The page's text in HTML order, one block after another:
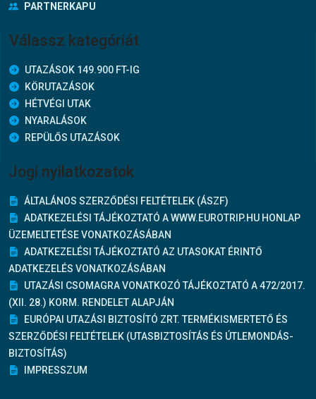
PARTNERKAPU
Válassz kategóriát
UTAZÁSOK 149.900 FT-IG
KÖRUTAZÁSOK
HÉTVÉGI UTAK
NYARALÁSOK
REPÜLŐS UTAZÁSOK
Jogi nyilatkozatok
ÁLTALÁNOS SZERZŐDÉSI FELTÉTELEK (ÁSZF)
ADATKEZELÉSI TÁJÉKOZTATÓ A WWW.EUROTRIP.HU HONLAP
ÜZEMELTETÉSE VONATKOZÁSÁBAN
ADATKEZELÉSI TÁJÉKOZTATÓ AZ UTASOKAT ÉRINTŐ
ADATKEZELÉS VONATKOZÁSÁBAN
UTAZÁSI CSOMAGRA VONATKOZÓ TÁJÉKOZTATÓ A 472/2017.
(XII. 28.) KORM. RENDELET ALAPJÁN
EURÓPAI UTAZÁSI BIZTOSÍTÓ ZRT. TERMÉKISMERTETŐ ÉS
SZERZŐDÉSI FELTÉTELEK (UTASBIZTOSÍTÁS ÉS ÚTLEMONDÁS-
BIZTOSÍTÁS)
IMPRESSZUM